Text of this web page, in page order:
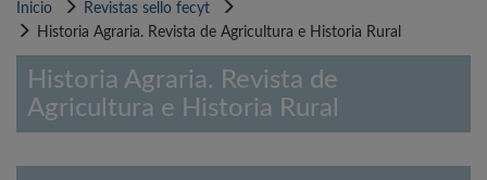
Inicio
Revistas sello fecyt
Historia Agraria. Revista de Agricultura e Historia Rural
Historia Agraria. Revista de
Agricultura e Historia Rural